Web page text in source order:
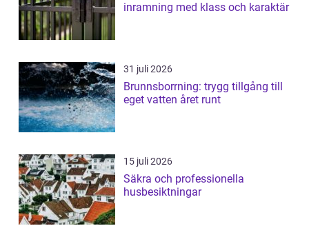
inramning med klass och karaktär
31 juli 2026
Brunnsborrning: trygg tillgång till
eget vatten året runt
15 juli 2026
Säkra och professionella
husbesiktningar